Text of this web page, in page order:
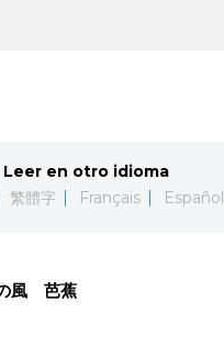
Leer en otro idioma
繁體字 Français Español
風 芭蕉